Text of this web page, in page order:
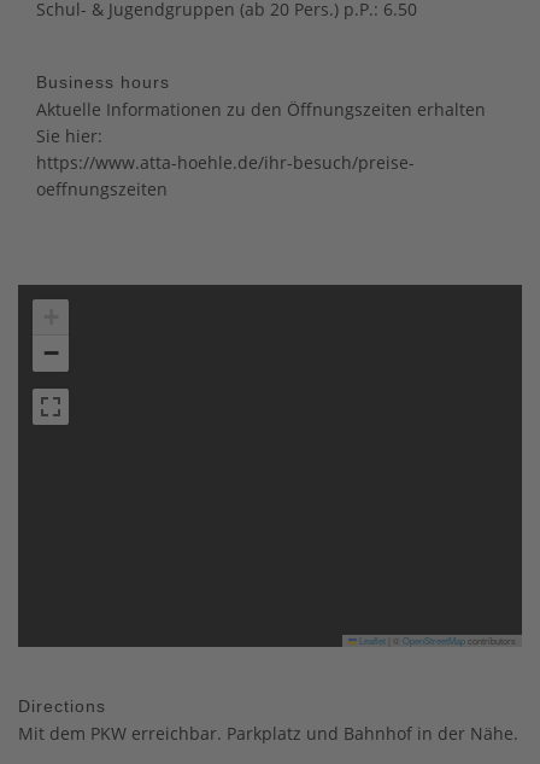
Schul- & Jugendgruppen (ab 20 Pers.) p.P.: 6.50
Business hours
Aktuelle Informationen zu den Öffnungszeiten erhalten
Sie hier:
https://www.atta-hoehle.de/ihr-besuch/preise-
oeffnungszeiten
−
Leaflet OpenStreetMapcontributors
Directions
Mit dem PKW erreichbar. Parkplatz und Bahnhof in der Nähe.